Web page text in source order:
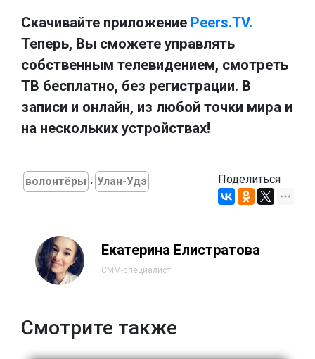
Скачивайте приложение Peers.TV.
Теперь, Вы сможете управлять
собственным телевидением, смотреть
ТВ бесплатно, без регистрации. В
записи и онлайн, из любой точки мира и
на нескольких устройствах!
волонтёры , Улан-Удэ Поделиться
Екатерина Елистратова
СММ-специалист
Смотрите также